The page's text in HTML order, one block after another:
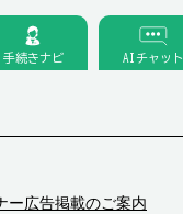
ー広告掲載のご案内
手続きナビ AIチャット